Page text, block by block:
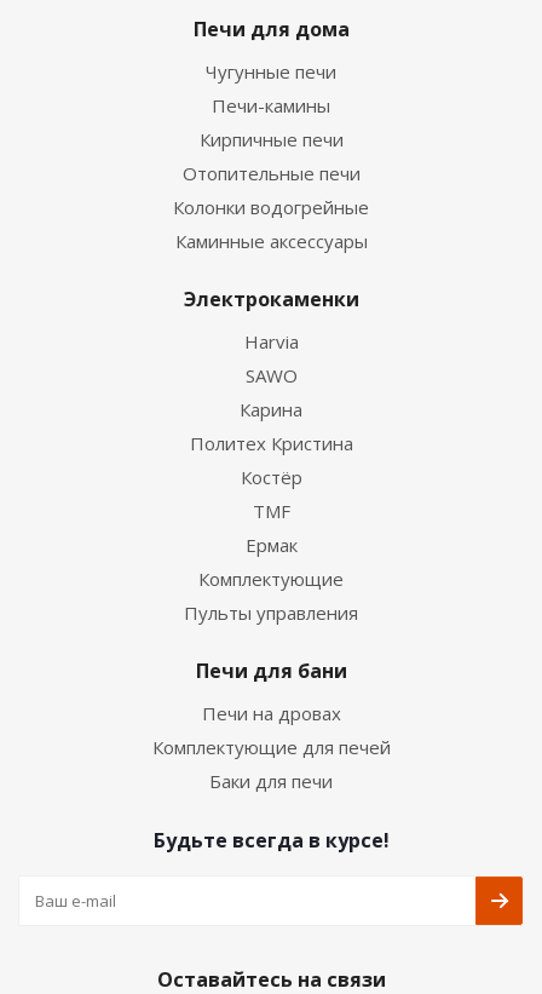
Печи для дома
Чугунные печи
Печи-камины
Кирпичные печи
Отопительные печи
Колонки водогрейные
Каминные аксессуары
Электрокаменки
Harvia
SAWO
Карина
Политех Кристина
Костёр
TMF
Ермак
Комплектующие
Пульты управления
Печи для бани
Печи на дровах
Комплектующие для печей
Баки для печи
Будьте всегда в курсе!
Оставайтесь на связи